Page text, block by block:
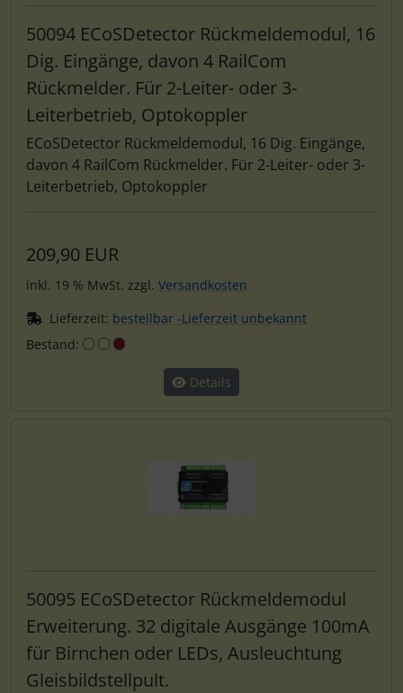
50094 ECoSDetector Rückmeldemodul, 16
Dig. Eingänge, davon 4 RailCom
Rückmelder. Für 2-Leiter- oder 3-
Leiterbetrieb, Optokoppler
ECoSDetector Rückmeldemodul, 16 Dig. Eingänge,
davon 4 RailCom Rückmelder. Für 2-Leiter- oder 3-
Leiterbetrieb, Optokoppler
209,90 EUR
inkl. 19 % MwSt. zzgl. Versandkosten
Lieferzeit: bestellbar -Lieferzeit unbekannt
Bestand:
Details
50095 ECoSDetector Rückmeldemodul
Erweiterung. 32 digitale Ausgänge 100mA
für Birnchen oder LEDs, Ausleuchtung
Gleisbildstellpult.